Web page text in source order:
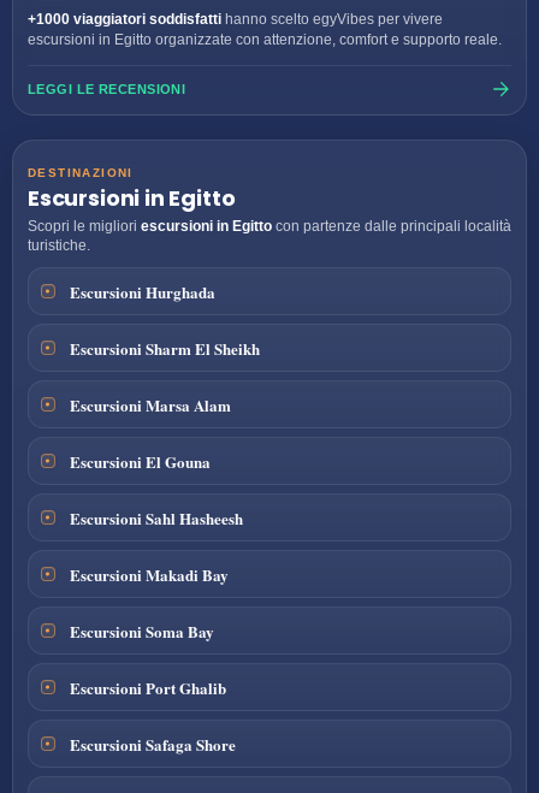
+1000 viaggiatori soddisfatti hanno scelto egyVibes per vivere
escursioni in Egitto organizzate con attenzione, comfort e supporto reale.
LEGGI LE RECENSIONI
DESTINAZIONI
Escursioni in Egitto
Scopri le migliori escursioni in Egitto con partenze dalle principali località
turistiche.
Escursioni Hurghada
Escursioni Sharm El Sheikh
Escursioni Marsa Alam
Escursioni El Gouna
Escursioni Sahl Hasheesh
Escursioni Makadi Bay
Escursioni Soma Bay
Escursioni Port Ghalib
Escursioni Safaga Shore